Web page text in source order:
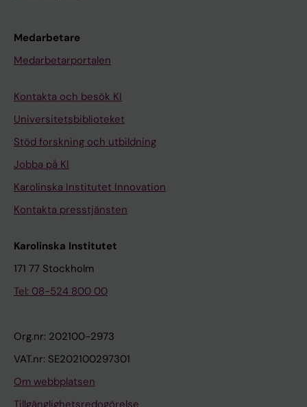
Medarbetare
Medarbetarportalen
Kontakta och besök KI
Universitetsbiblioteket
Stöd forskning och utbildning
Jobba på KI
Karolinska Institutet Innovation
Kontakta presstjänsten
Karolinska Institutet
171 77 Stockholm
Tel: 08-524 800 00
Org.nr: 202100-2973
VAT.nr: SE202100297301
Om webbplatsen
Tillgänglighetsredogörelse